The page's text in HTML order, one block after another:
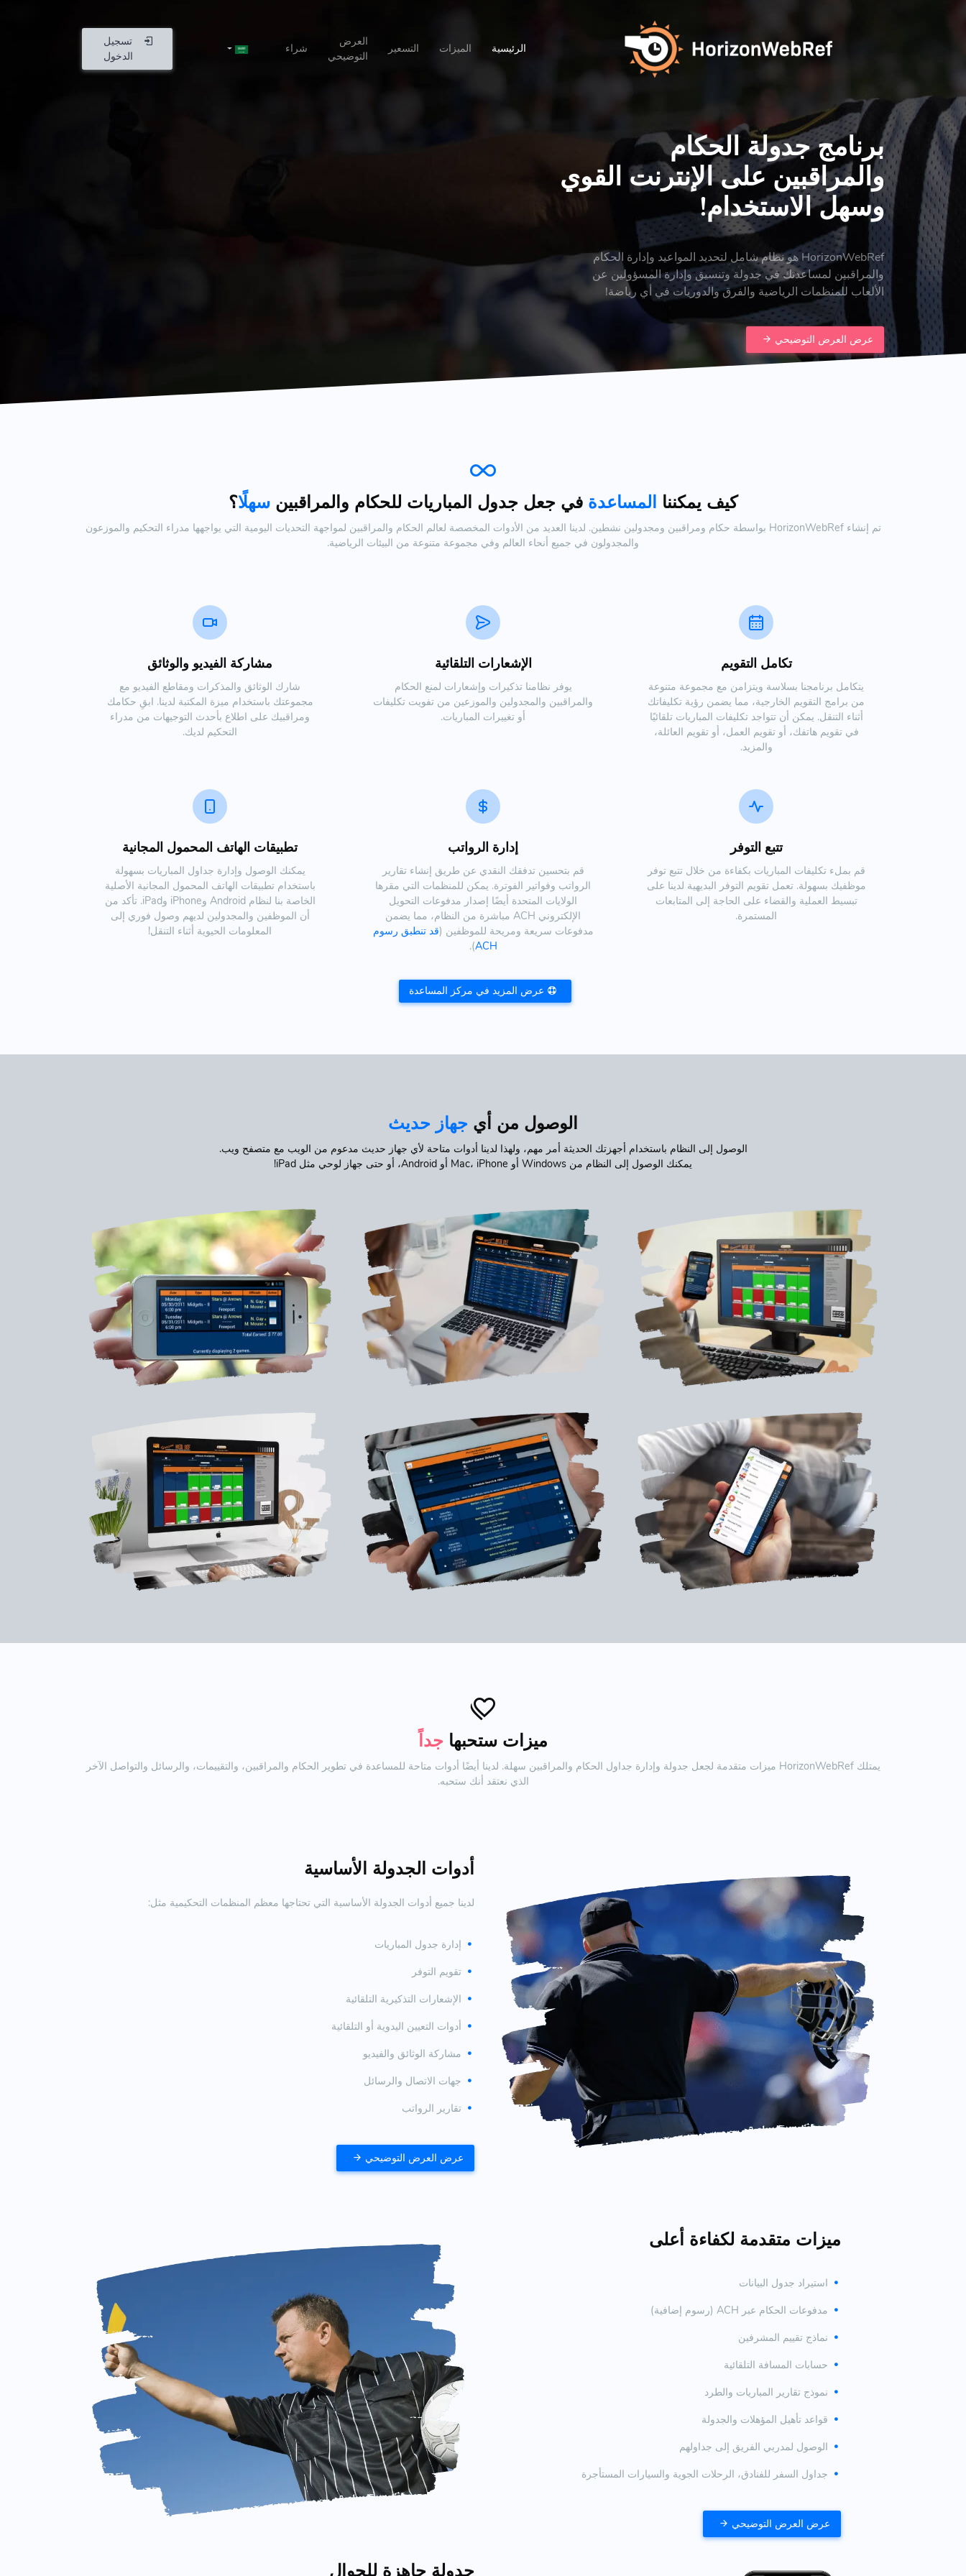
الرئيسية الميزات التسعير
العرض
التوضيحي
شراء
تسجيل
الدخول
برنامج جدولة الحكام
والمراقبين على الإنترنت القوي
وسهل الاستخدام!
HorizonWebRef هو نظام شامل لتحديد المواعيد وإدارة الحكام
والمراقبين لمساعدتك في جدولة وتنسيق وإدارة المسؤولين عن
الألعاب للمنظمات الرياضية والفرق والدوريات في أي رياضة!
عرض العرض التوضيحي
كيف يمكننا المساعدة في جعل جدول المباريات للحكام والمراقبين سهلًا؟
تم إنشاء HorizonWebRef بواسطة حكام ومراقبين ومجدولين نشطين. لدينا العديد من الأدوات المخصصة لعالم الحكام والمراقبين لمواجهة التحديات اليومية التي يواجهها مدراء التحكيم والموزعون
والمجدولون في جميع أنحاء العالم وفي مجموعة متنوعة من البيئات الرياضية.
تكامل التقويم
يتكامل برنامجنا بسلاسة ويتزامن مع مجموعة متنوعة
من برامج التقويم الخارجية، مما يضمن رؤية تكليفاتك
أثناء التنقل. يمكن أن تتواجد تكليفات المباريات تلقائيًا
في تقويم هاتفك، أو تقويم العمل، أو تقويم العائلة،
والمزيد.
الإشعارات التلقائية
يوفر نظامنا تذكيرات وإشعارات لمنع الحكام
والمراقبين والمجدولين والموزعين من تفويت تكليفات
أو تغييرات المباريات.
مشاركة الفيديو والوثائق
شارك الوثائق والمذكرات ومقاطع الفيديو مع
مجموعتك باستخدام ميزة المكتبة لدينا. ابقِ حكامك
ومراقبيك على اطلاع بأحدث التوجيهات من مدراء
التحكيم لديك.
تتبع التوفر
قم بملء تكليفات المباريات بكفاءة من خلال تتبع توفر
موظفيك بسهولة. تعمل تقويم التوفر البديهية لدينا على
تبسيط العملية والقضاء على الحاجة إلى المتابعات
المستمرة.
إدارة الرواتب
قم بتحسين تدفقك النقدي عن طريق إنشاء تقارير
الرواتب وفواتير الفوترة. يمكن للمنظمات التي مقرها
الولايات المتحدة أيضًا إصدار مدفوعات التحويل
الإلكتروني ACH مباشرة من النظام، مما يضمن
مدفوعات سريعة ومريحة للموظفين (قد تنطبق رسوم
ACH
).
تطبيقات الهاتف المحمول المجانية
يمكنك الوصول وإدارة جداول المباريات بسهولة
باستخدام تطبيقات الهاتف المحمول المجانية الأصلية
الخاصة بنا لنظام Android وiPhone وiPad. تأكد من
أن الموظفين والمجدولين لديهم وصول فوري إلى
المعلومات الحيوية أثناء التنقل!
عرض المزيد في مركز المساعدة
الوصول من أي جهاز حديث
الوصول إلى النظام باستخدام أجهزتك الحديثة أمر مهم، ولهذا لدينا أدوات متاحة لأي جهاز حديث مدعوم من الويب مع متصفح ويب.
يمكنك الوصول إلى النظام من Windows أو Mac، iPhone أو Android، أو حتى جهاز لوحي مثل iPad!
ميزات ستحبها جداً
يمتلك HorizonWebRef ميزات متقدمة لجعل جدولة وإدارة جداول الحكام والمراقبين سهلة. لدينا أيضًا أدوات متاحة للمساعدة في تطوير الحكام والمراقبين، والتقييمات، والرسائل والتواصل الآخر
الذي نعتقد أنك ستحبه.
أدوات الجدولة الأساسية
لدينا جميع أدوات الجدولة الأساسية التي تحتاجها معظم المنظمات التحكيمية مثل:
إدارة جدول المباريات
تقويم التوفر
الإشعارات التذكيرية التلقائية
أدوات التعيين اليدوية أو التلقائية
مشاركة الوثائق والفيديو
جهات الاتصال والرسائل
تقارير الرواتب
عرض العرض التوضيحي
ميزات متقدمة لكفاءة أعلى
استيراد جدول البيانات
مدفوعات الحكام عبر ACH (رسوم إضافية)
نماذج تقييم المشرفين
حسابات المسافة التلقائية
نموذج تقارير المباريات والطرد
قواعد تأهيل المؤهلات والجدولة
الوصول لمدربي الفريق إلى جداولهم
جداول السفر للفنادق، الرحلات الجوية والسيارات المستأجرة
عرض العرض التوضيحي
جدولة جاهزة للجوال